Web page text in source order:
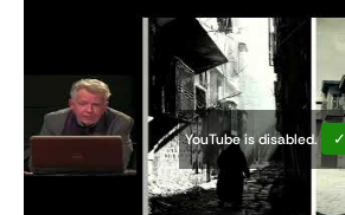
YouTube is disabled.